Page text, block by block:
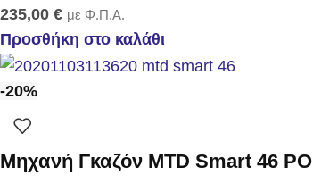
235,00 € με Φ.Π.Α.
Προσθήκη στο καλάθι
-20%
Μηχανή Γκαζόν MTD Smart 46 PO